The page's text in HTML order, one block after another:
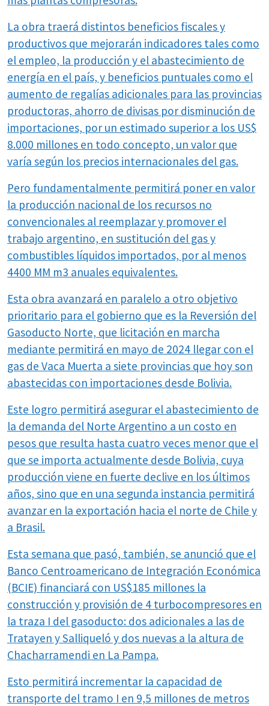
La obra traerá distintos beneficios fiscales y
productivos que mejorarán indicadores tales como
el empleo, la producción y el abastecimiento de
energía en el país, y beneficios puntuales como el
aumento de regalías adicionales para las provincias
productoras, ahorro de divisas por disminución de
importaciones, por un estimado superior a los US$
8.000 millones en todo concepto, un valor que
varía según los precios internacionales del gas.
Pero fundamentalmente permitirá poner en valor
la producción nacional de los recursos no
convencionales al reemplazar y promover el
trabajo argentino, en sustitución del gas y
combustibles líquidos importados, por al menos
4400 MM m3 anuales equivalentes.
Esta obra avanzará en paralelo a otro objetivo
prioritario para el gobierno que es la Reversión del
Gasoducto Norte, que licitación en marcha
mediante permitirá en mayo de 2024 llegar con el
gas de Vaca Muerta a siete provincias que hoy son
abastecidas con importaciones desde Bolivia.
Este logro permitirá asegurar el abastecimiento de
la demanda del Norte Argentino a un costo en
pesos que resulta hasta cuatro veces menor que el
que se importa actualmente desde Bolivia, cuya
producción viene en fuerte declive en los últimos
años, sino que en una segunda instancia permitirá
avanzar en la exportación hacia el norte de Chile y
a Brasil.
Esta semana que pasó, también, se anunció que el
Banco Centroamericano de Integración Económica
(BCIE) financiará con US$185 millones la
construcción y provisión de 4 turbocompresores en
la traza I del gasoducto: dos adicionales a las de
Tratayen y Salliqueló y dos nuevas a la altura de
Chacharramendi en La Pampa.
Esto permitirá incrementar la capacidad de
transporte del tramo I en 9,5 millones de metros